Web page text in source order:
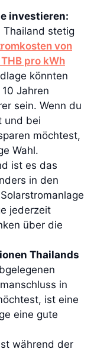
investieren:
Thailand stetig
von
pro kWh
könnten
Jahren
sein. Wenn du
und bei
möchtest,
Wahl.
ist es das
in den
jederzeit
über die
Thailands
in
ist eine
eine gute
während der